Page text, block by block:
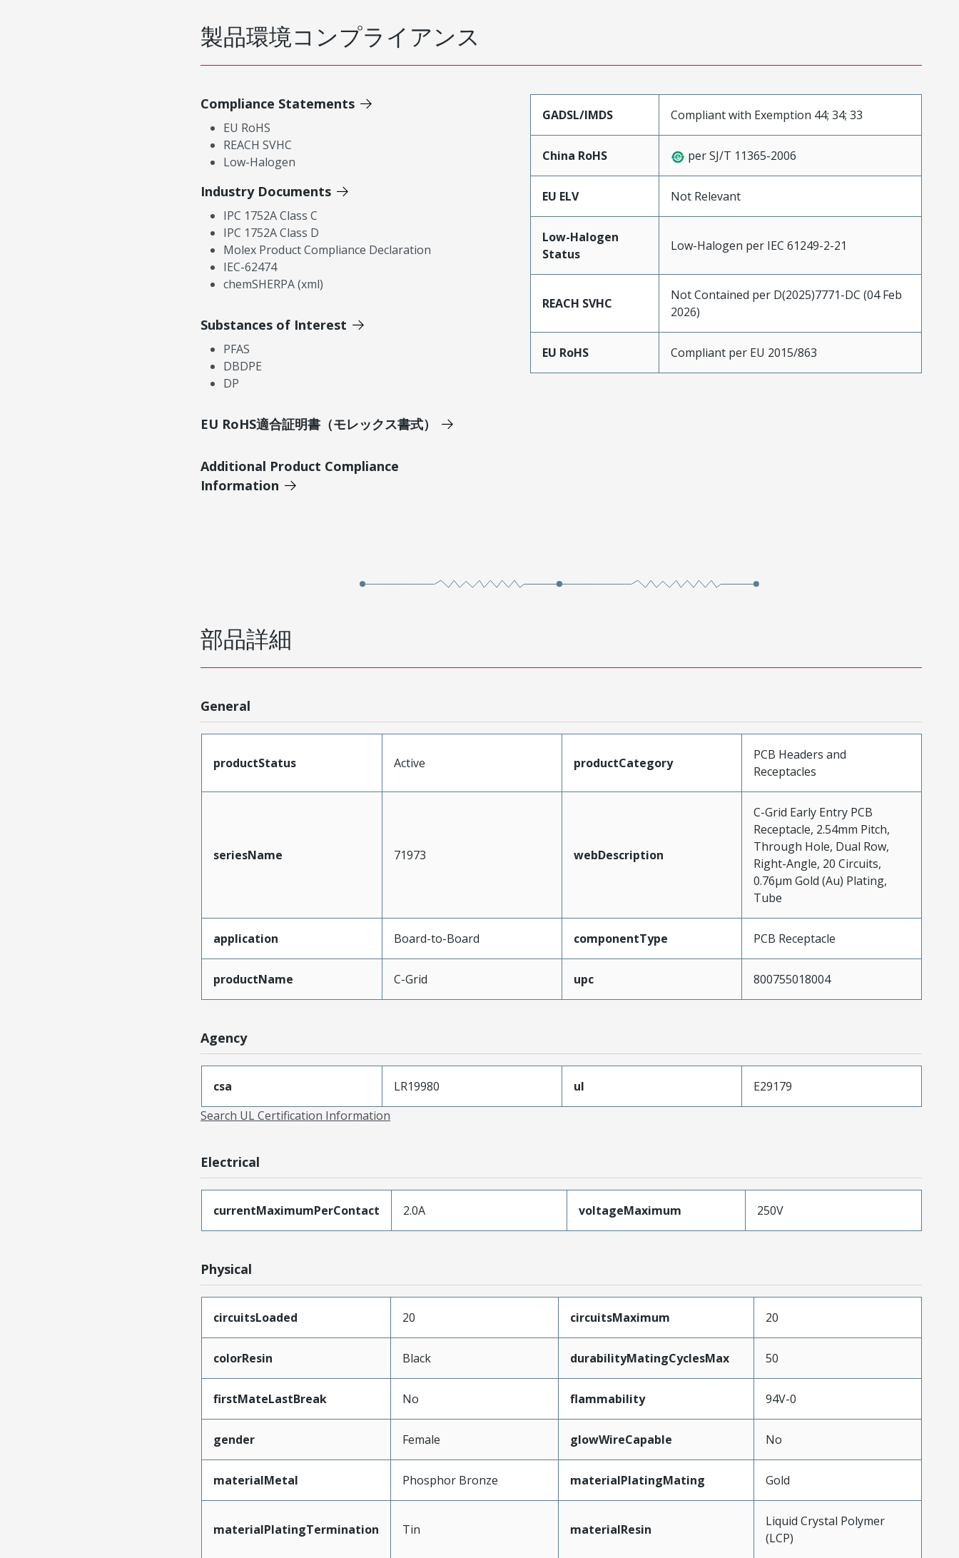
製品環境コンプライアンス
Compliance Statements
EU RoHS
REACH SVHC
Low-Halogen
Industry Documents
IPC 1752A Class C
IPC 1752A Class D
Molex Product Compliance Declaration
IEC-62474
chemSHERPA (xml)
Substances of Interest
PFAS
DBDPE
DP
EU RoHS適合証明書（モレックス書式）
Additional Product Compliance
Information
GADSL/IMDS Compliant with Exemption 44; 34; 33
China RoHS per SJ/T 11365-2006
EU ELV Not Relevant
Low-Halogen
Status
Low-Halogen per IEC 61249-2-21
REACH SVHC
Not Contained per D(2025)7771-DC (04 Feb
2026)
EU RoHS Compliant per EU 2015/863
部品詳細
General
productStatus Active productCategory
PCB Headers and
Receptacles
seriesName 71973 webDescription
C-Grid Early Entry PCB
Receptacle, 2.54mm Pitch,
Through Hole, Dual Row,
Right-Angle, 20 Circuits,
0.76µm Gold (Au) Plating,
Tube
application Board-to-Board componentType PCB Receptacle
productName C-Grid upc 800755018004
Agency
csa LR19980 ul
E29179
Search UL Certification Information
Electrical
currentMaximumPerContact 2.0A voltageMaximum 250V
Physical
circuitsLoaded 20 circuitsMaximum 20
colorResin Black durabilityMatingCyclesMax 50
firstMateLastBreak No flammability 94V-0
gender Female glowWireCapable No
materialMetal Phosphor Bronze materialPlatingMating Gold
materialPlatingTermination Tin materialResin
Liquid Crystal Polymer
(LCP)